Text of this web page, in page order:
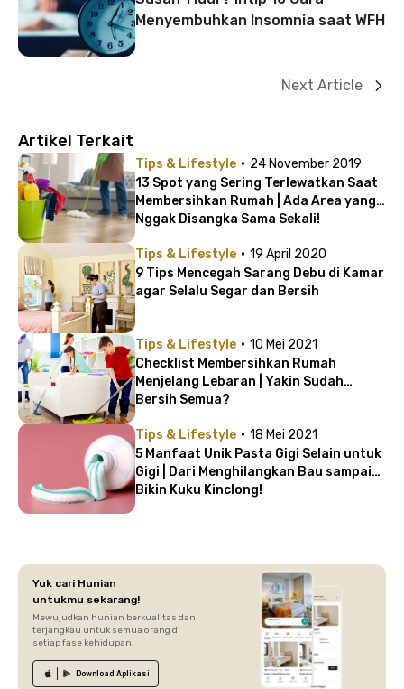
Menyembuhkan Insomnia saat WFH
Next Article
Artikel Terkait
Tips & Lifestyle · 24 November 2019
13 Spot yang Sering Terlewatkan Saat
Membersihkan Rumah | Ada Area yang
Nggak Disangka Sama Sekali!
Tips & Lifestyle · 19 April 2020
9 Tips Mencegah Sarang Debu di Kamar
agar Selalu Segar dan Bersih
Tips & Lifestyle · 10 Mei 2021
Checklist Membersihkan Rumah
Menjelang Lebaran | Yakin Sudah
Bersih Semua?
Tips & Lifestyle · 18 Mei 2021
5 Manfaat Unik Pasta Gigi Selain untuk
Gigi | Dari Menghilangkan Bau sampai
Bikin Kuku Kinclong!
Yuk cari Hunian
untukmu sekarang!
Mewujudkan hunian berkualitas dan
terjangkau untuk semua orang di
setiap fase kehidupan.
Download Aplikasi